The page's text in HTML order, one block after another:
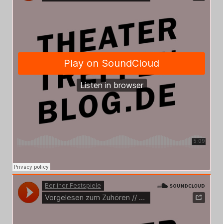
Das Theatertreffen-Blog
2014
Das Theatertreffen-Blog
2015
Das Theatertreffen-Blog
2017
Das Theatertreffen-Blog